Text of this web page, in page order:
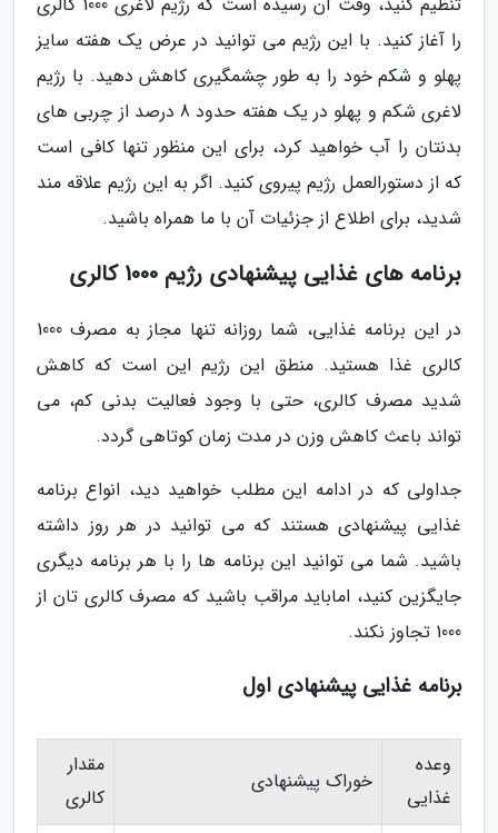
را آغاز کنید. با این رژیم می توانید در عرض یک هفته سایز
پهلو و شکم خود را به طور چشمگیری کاهش دهید. با رژیم
لاغری شکم و پهلو در یک هفته حدود 8 درصد از چربی های
بدنتان را آب خواهید کرد، برای این منظور تنها کافی است
که از دستورالعمل رژیم پیروی کنید. اگر به این رژیم علاقه مند
شدید، برای اطلاع از جزئیات آن با ما همراه باشید.
برنامه های غذایی پیشنهادی رژیم 1000 کالری
در این برنامه غذایی، شما روزانه تنها مجاز به مصرف 1000
کالری غذا هستید. منطق این رژیم این است که کاهش
شدید مصرف کالری، حتی با وجود فعالیت بدنی کم، می
تواند باعث کاهش وزن در مدت زمان کوتاهی گردد.
جداولی که در ادامه این مطلب خواهید دید، انواع برنامه
غذایی پیشنهادی هستند که می توانید در هر روز داشته
باشید. شما می توانید این برنامه ها را با هر برنامه دیگری
جایگزین کنید، اماباید مراقب باشید که مصرف کالری تان از
1000 تجاوز نکند.
برنامه غذایی پیشنهادی اول
وعده
غذایی
خوراک پیشنهادی
مقدار
کالری